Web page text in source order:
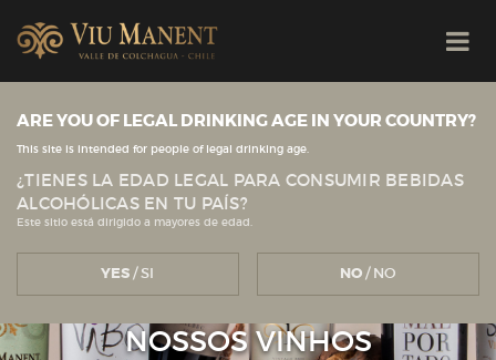
NOSSOS VINHOS
ARE YOU OF LEGAL DRINKING AGE IN YOUR COUNTRY?
This site is intended for people of legal drinking age.
¿TIENES LA EDAD LEGAL PARA CONSUMIR BEBIDAS
ALCOHÓLICAS EN TU PAÍS?
Este sitio está dirigido a mayores de edad.
YES/ SI NO/ NO